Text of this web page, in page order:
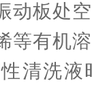
动板处
等有机
清洗